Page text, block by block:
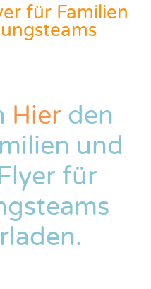
für Familien
Hierden
und
für